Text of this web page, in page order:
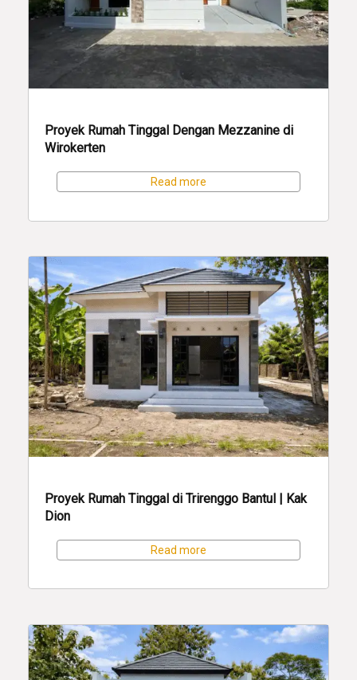
Proyek Rumah Tinggal Dengan Mezzanine di
Wirokerten
Read more
Proyek Rumah Tinggal di Trirenggo Bantul | Kak
Dion
Read more